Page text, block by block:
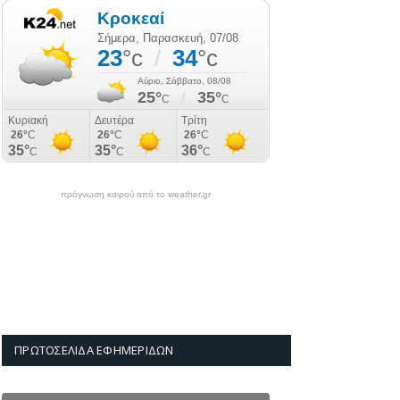
πρόγνωση καιρού από το weather.gr
ΠΡΩΤΟΣΈΛΙΔΑ ΕΦΗΜΕΡΊΔΩΝ